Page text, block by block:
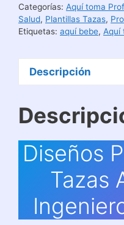
Toma
Ingeniero
Biomédico
Categorías: Aquí toma
Salud, Plantillas Tazas,
Etiquetas: aquí bebe, Aquí
Descripción
Diseños
Tazas